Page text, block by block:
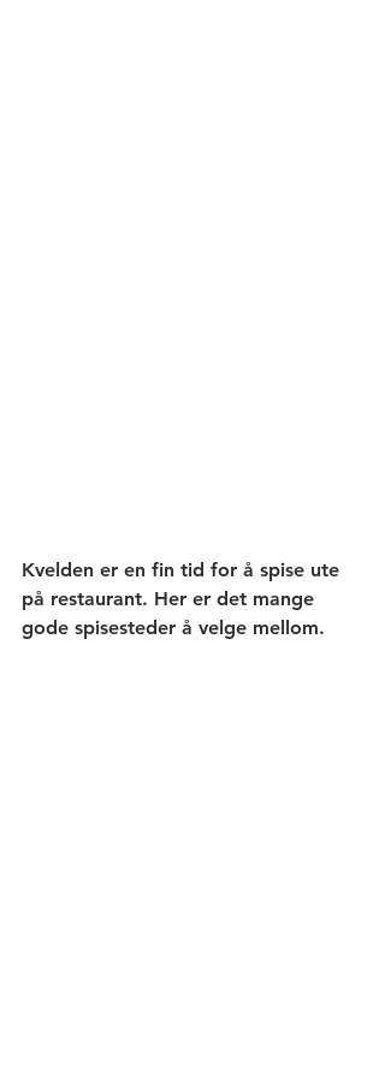
Kvelden er en fin tid for å spise ute
på restaurant. Her er det mange
gode spisesteder å velge mellom.